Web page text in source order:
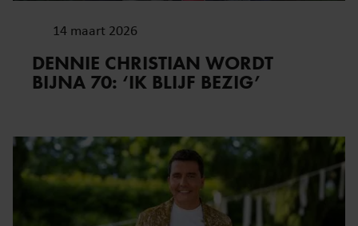
14 maart 2026
DENNIE CHRISTIAN WORDT
BIJNA 70: ‘IK BLIJF BEZIG’